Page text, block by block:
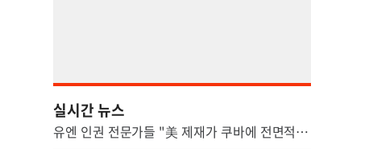
실시간 뉴스
유엔 인권 전문가들 "美 제재가 쿠바에 전면적 위기 초래"